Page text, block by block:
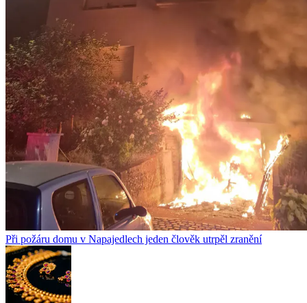
Při požáru domu v Napajedlech jeden člověk utrpěl zranění